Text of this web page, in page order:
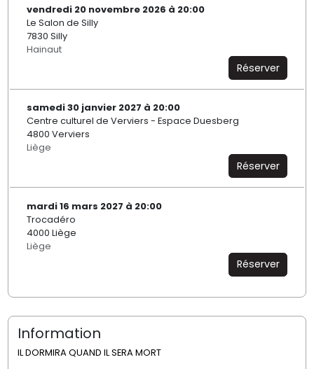
vendredi 20 novembre 2026 à 20:00
Le Salon de Silly
7830 Silly
Hainaut
Réserver
samedi 30 janvier 2027 à 20:00
Centre culturel de Verviers - Espace Duesberg
4800 Verviers
Liège
Réserver
mardi 16 mars 2027 à 20:00
Trocadéro
4000 Liège
Liège
Réserver
Information
IL DORMIRA QUAND IL SERA MORT